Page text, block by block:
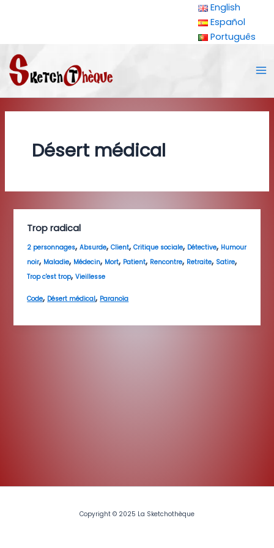
English
Español
Português
Désert médical
Trop radical
2 personnages,Absurde,Client,Critique sociale, Détective, Humour
noir, Maladie, Médecin, Mort, Patient, Rencontre, Retraite, Satire,
Trop c'est trop,Vieillesse
Code, Désert médical, Paranoïa
Copyright © 2025 La Sketchothèque